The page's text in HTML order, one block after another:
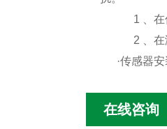
1 、在传
2 、在满
·传感器
在线咨询